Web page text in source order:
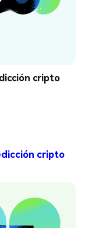
cripto
cripto